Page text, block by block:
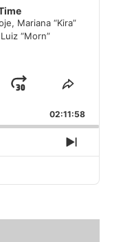
Mariana “Kira”
“Morn”
Jump
Forward
Share
Episode
02:11:58
Next
Episode